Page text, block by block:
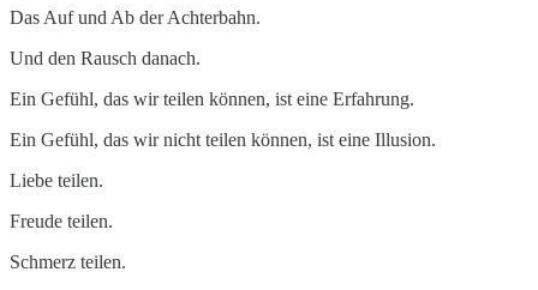
Das Auf und Ab der Achterbahn.
Und den Rausch danach.
Ein Gefühl, das wir teilen können, ist eine Erfahrung.
Ein Gefühl, das wir nicht teilen können, ist eine Illusion.
Liebe teilen.
Freude teilen.
Schmerz teilen.